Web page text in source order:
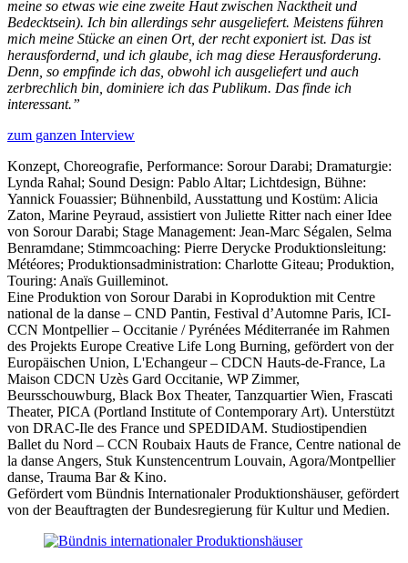
meine so etwas wie eine zweite Haut zwischen Nacktheit und
Bedecktsein). Ich bin allerdings sehr ausgeliefert. Meistens führen
mich meine Stücke an einen Ort, der recht exponiert ist. Das ist
herausfordernd, und ich glaube, ich mag diese Herausforderung.
Denn, so empfinde ich das, obwohl ich ausgeliefert und auch
zerbrechlich bin, dominiere ich das Publikum. Das finde ich
interessant.”
zum ganzen Interview
Konzept, Choreografie, Performance: Sorour Darabi; Dramaturgie:
Lynda Rahal; Sound Design: Pablo Altar; Lichtdesign, Bühne:
Yannick Fouassier; Bühnenbild, Ausstattung und Kostüm: Alicia
Zaton, Marine Peyraud, assistiert von Juliette Ritter nach einer Idee
von Sorour Darabi; Stage Management: Jean-Marc Ségalen, Selma
Benramdane; Stimmcoaching: Pierre Derycke Produktionsleitung:
Météores; Produktionsadministration: Charlotte Giteau; Produktion,
Touring: Anaïs Guilleminot.
Eine Produktion von Sorour Darabi in Koproduktion mit Centre
national de la danse – CND Pantin, Festival d’Automne Paris, ICI-
CCN Montpellier – Occitanie / Pyrénées Méditerranée im Rahmen
des Projekts Europe Creative Life Long Burning, gefördert von der
Europäischen Union, L'Echangeur – CDCN Hauts-de-France, La
Maison CDCN Uzès Gard Occitanie, WP Zimmer,
Beursschouwburg, Black Box Theater, Tanzquartier Wien, Frascati
Theater, PICA (Portland Institute of Contemporary Art). Unterstützt
von DRAC-Ile des France und SPEDIDAM. Studiostipendien
Ballet du Nord – CCN Roubaix Hauts de France, Centre national de
la danse Angers, Stuk Kunstencentrum Louvain, Agora/Montpellier
danse, Trauma Bar & Kino.
Gefördert vom Bündnis Internationaler Produktionshäuser, gefördert
von der Beauftragten der Bundesregierung für Kultur und Medien.